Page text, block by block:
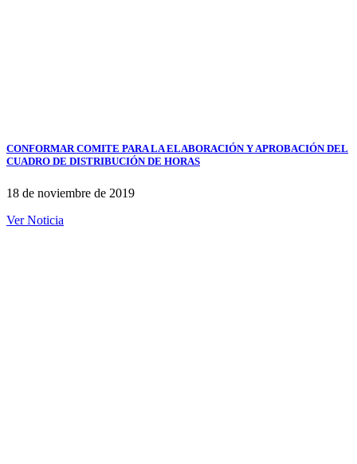
CONFORMAR COMITE PARA LA ELABORACIÓN Y APROBACIÓN DEL
CUADRO DE DISTRIBUCIÓN DE HORAS
18 de noviembre de 2019
Ver Noticia